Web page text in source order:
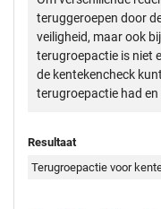
teruggeroepen door
veiligheid, maar ook
terugroepactie is niet
de kentekencheck
terugroepactie had
Resultaat
Terugroepactie voor